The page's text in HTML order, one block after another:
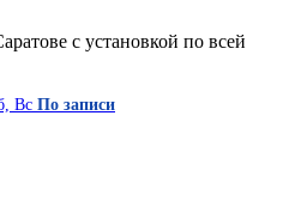
с установкой по всей
Вс По записи